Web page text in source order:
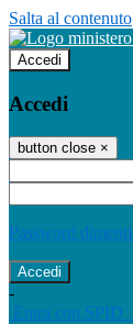
Salta al contenuto
Accedi
Accedi
button close ×
Password
-
Entra con SPID